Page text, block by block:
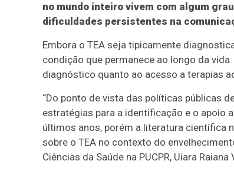
no mundo inteiro vivem com algum
dificuldades persistentes na
Embora o TEA seja tipicamente
condição que permanece ao longo da
diagnóstico quanto ao acesso a terapias
“Do ponto de vista das políticas públicas
estratégias para a identificação e o apoio
últimos anos, porém a literatura científica
sobre o TEA no contexto do
Ciências da Saúde na PUCPR, Uiara